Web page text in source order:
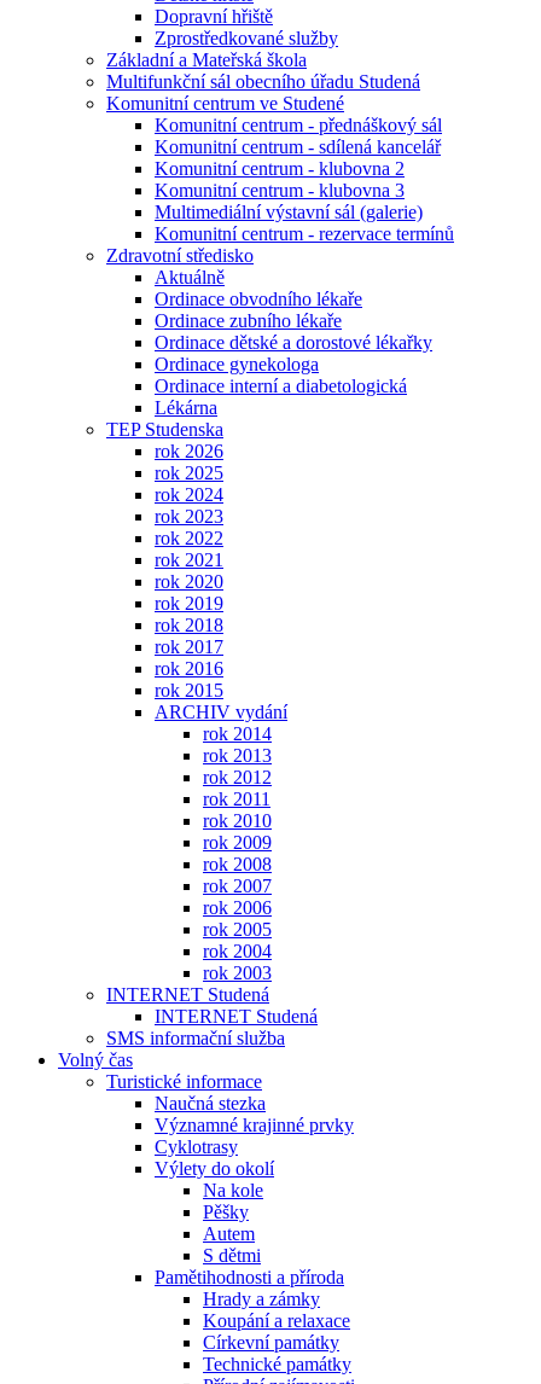
Dopravní hřiště
Zprostředkované služby
Základní a Mateřská škola
Multifunkční sál obecního úřadu Studená
Komunitní centrum ve Studené
Komunitní centrum - přednáškový sál
Komunitní centrum - sdílená kancelář
Komunitní centrum - klubovna 2
Komunitní centrum - klubovna 3
Multimediální výstavní sál (galerie)
Komunitní centrum - rezervace termínů
Zdravotní středisko
Aktuálně
Ordinace obvodního lékaře
Ordinace zubního lékaře
Ordinace dětské a dorostové lékařky
Ordinace gynekologa
Ordinace interní a diabetologická
Lékárna
TEP Studenska
rok 2026
rok 2025
rok 2024
rok 2023
rok 2022
rok 2021
rok 2020
rok 2019
rok 2018
rok 2017
rok 2016
rok 2015
ARCHIV vydání
rok 2014
rok 2013
rok 2012
rok 2011
rok 2010
rok 2009
rok 2008
rok 2007
rok 2006
rok 2005
rok 2004
rok 2003
INTERNET Studená
INTERNET Studená
SMS informační služba
Volný čas
Turistické informace
Naučná stezka
Významné krajinné prvky
Cyklotrasy
Výlety do okolí
Na kole
Pěšky
Autem
S dětmi
Pamětihodnosti a příroda
Hrady a zámky
Koupání a relaxace
Církevní památky
Technické památky